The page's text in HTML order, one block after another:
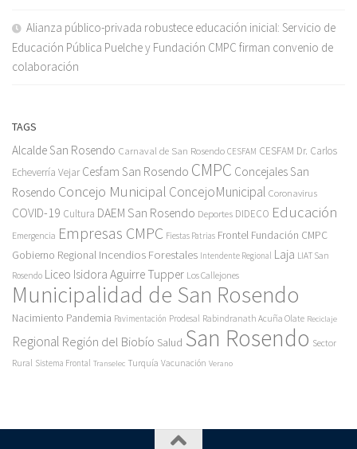
Alianza público-privada robustece educación inicial: Servicio de
Educación Pública Puelche y Fundación CMPC firman convenio de
colaboración
TAGS
Alcalde San Rosendo Carnaval de San Rosendo CESFAM CESFAM Dr. Carlos
Echeverría Vejar Cesfam San Rosendo CMPC Concejales San
Rosendo Concejo Municipal ConcejoMunicipal Coronavirus
COVID-19 Cultura DAEM San Rosendo Deportes DIDECO Educación
Emergencia Empresas CMPC Fiestas Patrias Frontel Fundación CMPC
Gobierno Regional Incendios Forestales Intendente Regional Laja LIAT San
Rosendo Liceo Isidora Aguirre Tupper Los Callejones
Municipalidad de San Rosendo
Nacimiento Pandemia Pavimentación Prodesal Rabindranath Acuña Olate Reciclaje
Regional Región del Biobío Salud San Rosendo Sector
Rural Sistema Frontal Transelec Turquía Vacunación Verano